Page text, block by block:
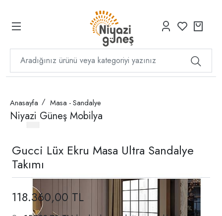
Anasayfa Masa - Sandalye
Niyazi Güneş Mobilya
Gucci Lüx Ekru Masa Ultra Sandalye
Takımı
118.360,00 TL